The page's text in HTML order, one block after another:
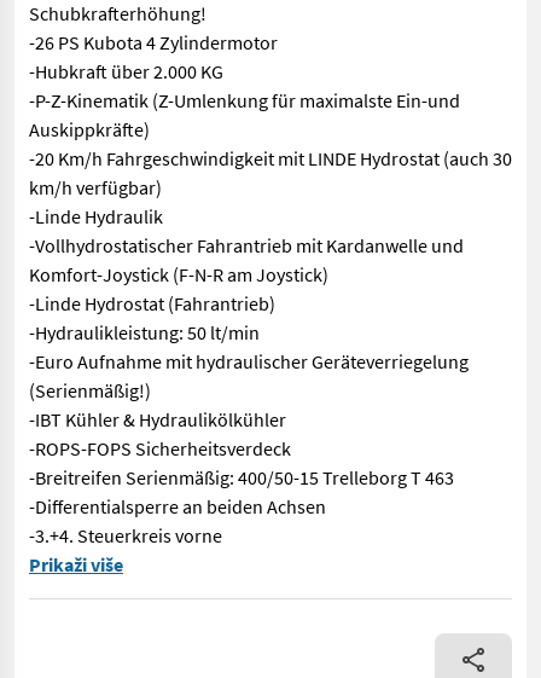
Schubkrafterhöhung!
-26 PS Kubota 4 Zylindermotor
-Hubkraft über 2.000 KG
-P-Z-Kinematik (Z-Umlenkung für maximalste Ein-und
Auskippkräfte)
-20 Km/h Fahrgeschwindigkeit mit LINDE Hydrostat (auch 30
km/h verfügbar)
-Linde Hydraulik
-Vollhydrostatischer Fahrantrieb mit Kardanwelle und
Komfort-Joystick (F-N-R am Joystick)
-Linde Hydrostat (Fahrantrieb)
-Hydraulikleistung: 50 lt/min
-Euro Aufnahme mit hydraulischer Geräteverriegelung
(Serienmäßig!)
-IBT Kühler & Hydraulikölkühler
-ROPS-FOPS Sicherheitsverdeck
-Breitreifen Serienmäßig: 400/50-15 Trelleborg T 463
-Differentialsperre an beiden Achsen
-3.+4. Steuerkreis vorne
Das Kraftpaket aus Holland! Neu im Generalvertrieb von
Prikaži više